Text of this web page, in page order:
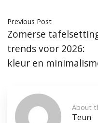
Previous Post
Zomerse
trends voor 2026:
kleur en
About
Teun